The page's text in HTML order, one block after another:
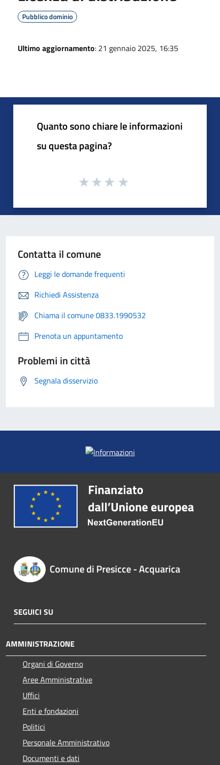
Pubblico dominio
Ultimo aggiornamento: 21 gennaio 2025, 16:35
Quanto sono chiare le informazioni
su questa pagina?
Contatta il comune
Leggi le domande frequenti
Richiedi Assistenza
Chiama il comune 0833.1990532
Prenota un appuntamento
Problemi in città
Segnala disservizio
Comune di Presicce - Acquarica
SEGUICI SU
AMMINISTRAZIONE
Organi di Governo
Aree Amministrative
Uffici
Enti e fondazioni
Politici
Personale Amministrativo
Documenti e dati